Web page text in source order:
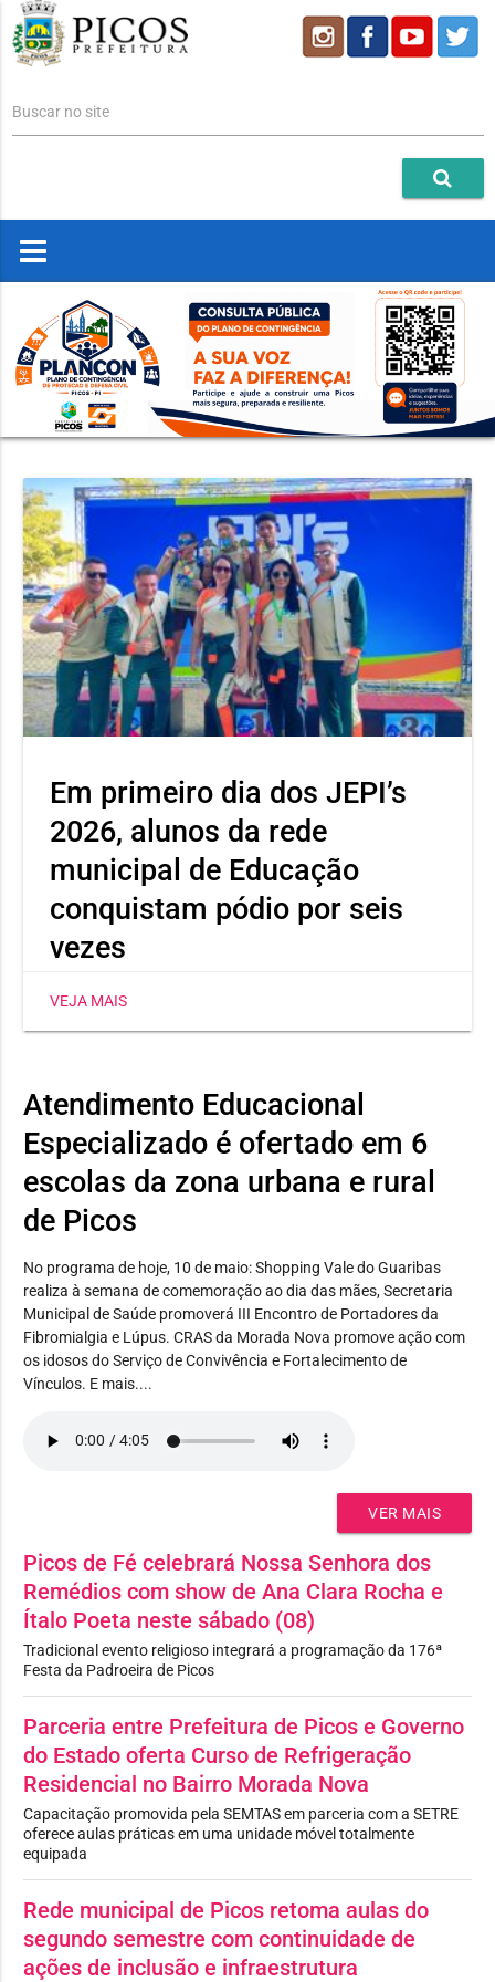
Buscar no site
Em primeiro dia dos JEPI’s
2026, alunos da rede
municipal de Educação
conquistam pódio por seis
vezes
Heli Nunes, já conquistou três medalhas, sendo dois
ouros e uma prata. Já a estudante Maria Jhulya
de disco.
VEJA MAIS
Atendimento Educacional
Especializado é ofertado em 6
escolas da zona urbana e rural
de Picos
No programa de hoje, 10 de maio: Shopping Vale do Guaribas
realiza à semana de comemoração ao dia das mães, Secretaria
Municipal de Saúde promoverá III Encontro de Portadores da
Fibromialgia e Lúpus. CRAS da Morada Nova promove ação com
os idosos do Serviço de Convivência e Fortalecimento de
Vínculos. E mais....
VER MAIS
Picos de Fé celebrará Nossa Senhora dos
Remédios com show de Ana Clara Rocha e
Ítalo Poeta neste sábado (08)
Tradicional evento religioso integrará a programação da 176ª
Festa da Padroeira de Picos
Parceria entre Prefeitura de Picos e Governo
do Estado oferta Curso de Refrigeração
Residencial no Bairro Morada Nova
Capacitação promovida pela SEMTAS em parceria com a SETRE
oferece aulas práticas em uma unidade móvel totalmente
equipada
Rede municipal de Picos retoma aulas do
segundo semestre com continuidade de
ações de inclusão e infraestrutura